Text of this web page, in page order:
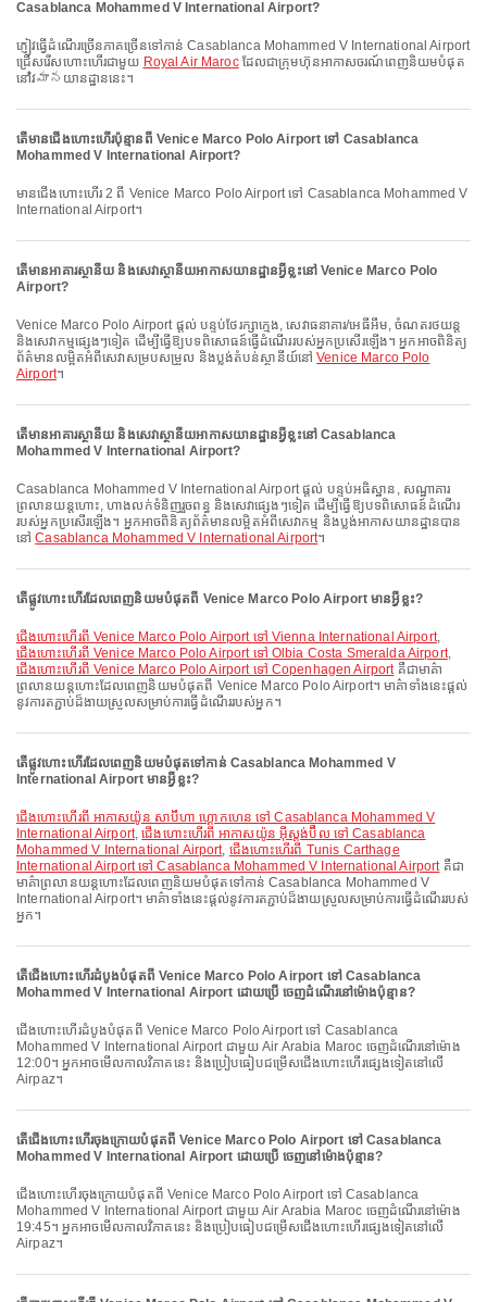
Casablanca Mohammed V International Airport?
ភ្ញៀវធ្វើដំណើរច្រើនភាគច្រើនទៅកាន់ Casablanca Mohammed V International Airport
ជ្រើសរើសហោះហើរជាមួយ Royal Air Marocដែលជាក្រុមហ៊ុនអាកាសចរណ៍ពេញនិយមបំផុត
នៅវిమానយានដ្ឋាននេះ។
តើមានជើងហោះហើរប៉ុន្មានពី Venice Marco Polo Airport ទៅ Casablanca
Mohammed V International Airport?
មានជើងហោះហើរ 2 ពី Venice Marco Polo Airport ទៅ Casablanca Mohammed V
International Airport។
តើមានអាគារស្ថានីយ និងសេវាស្ថានីយអាកាសយានដ្ឋានអ្វីខ្លះនៅ Venice Marco Polo
Airport?
Venice Marco Polo Airport ផ្តល់ បន្ទប់ថែរក្សាក្មេង, សេវាធនាគារ/អេធីអឹម, ចំណតរថយន្ត
និងសេវាកម្មផ្សេងៗទៀត ដើម្បីធ្វើឱ្យបទពិសោធន៍ធ្វើដំណើររបស់អ្នកប្រសើរឡើង។ អ្នកអាចពិនិត្យ
ព័ត៌មានលម្អិតអំពីសេវាសម្របសម្រួល និងប្លង់តំបន់ស្ថានីយ៍នៅVenice Marco Polo
Airport។
តើមានអាគារស្ថានីយ និងសេវាស្ថានីយអាកាសយានដ្ឋានអ្វីខ្លះនៅ Casablanca
Mohammed V International Airport?
Casablanca Mohammed V International Airport ផ្តល់ បន្ទប់អធិស្ឋាន, សណ្ឋាគារ
ព្រលានយន្តហោះ, ហាងលក់ទំនិញរួចពន្ធ និងសេវាផ្សេងៗទៀត ដើម្បីធ្វើឱ្យបទពិសោធន៍ដំណើរ
របស់អ្នកប្រសើរឡើង។ អ្នកអាចពិនិត្យព័ត៌មានលម្អិតអំពីសេវាកម្ម និងប្លង់អាកាសយានដ្ឋានបាន
នៅCasablanca Mohammed V International Airport។
តើផ្លូវហោះហើរដែលពេញនិយមបំផុតពី Venice Marco Polo Airport មានអ្វីខ្លះ?
ជើងហោះហើរពី Venice Marco Polo Airport ទៅ Vienna International Airport,
ជើងហោះហើរពី Venice Marco Polo Airport ទៅ Olbia Costa Smeralda Airport,
ជើងហោះហើរពី Venice Marco Polo Airport ទៅ Copenhagen Airportគឺជាមាគ៌ា
ព្រលានយន្តហោះដែលពេញនិយមបំផុតពី Venice Marco Polo Airport។ មាគ៌ាទាំងនេះផ្តល់
នូវការតភ្ជាប់ដ៏ងាយស្រួលសម្រាប់ការធ្វើដំណើររបស់អ្នក។
តើផ្លូវហោះហើរដែលពេញនិយមបំផុតទៅកាន់ Casablanca Mohammed V
International Airport មានអ្វីខ្លះ?
ជើងហោះហើរពី អាកាសយ៉ូន សាប៊ីហា ហ្គោកហេន ទៅ Casablanca Mohammed V
International Airport,ជើងហោះហើរពី អាកាសយ៉ូន អ៊ីស្តង់ប៊ឺល ទៅ Casablanca
Mohammed V International Airport, ជើងហោះហើរពី Tunis Carthage
International Airport ទៅ Casablanca Mohammed V International Airportគឺជា
មាគ៌ាព្រលានយន្តហោះដែលពេញនិយមបំផុតទៅកាន់ Casablanca Mohammed V
International Airport។ មាគ៌ាទាំងនេះផ្តល់នូវការតភ្ជាប់ដ៏ងាយស្រួលសម្រាប់ការធ្វើដំណើររបស់
អ្នក។
តើជើងហោះហើរដំបូងបំផុតពី Venice Marco Polo Airport ទៅ Casablanca
Mohammed V International Airport ដោយប្រើ ចេញដំណើរនៅម៉ោងប៉ុន្មាន?
ជើងហោះហើរដំបូងបំផុតពី Venice Marco Polo Airport ទៅ Casablanca
Mohammed V International Airport ជាមួយ Air Arabia Maroc ចេញដំណើរនៅម៉ោង
12:00។ អ្នកអាចមើលកាលវិភាគនេះ និងប្រៀបធៀបជម្រើសជើងហោះហើរផ្សេងទៀតនៅលើ
Airpaz។
តើជើងហោះហើរចុងក្រោយបំផុតពី Venice Marco Polo Airport ទៅ Casablanca
Mohammed V International Airport ដោយប្រើ ចេញនៅម៉ោងប៉ុន្មាន?
ជើងហោះហើរចុងក្រោយបំផុតពី Venice Marco Polo Airport ទៅ Casablanca
Mohammed V International Airport ជាមួយ Air Arabia Maroc ចេញដំណើរនៅម៉ោង
19:45។ អ្នកអាចមើលកាលវិភាគនេះ និងប្រៀបធៀបជម្រើសជើងហោះហើរផ្សេងទៀតនៅលើ
Airpaz។